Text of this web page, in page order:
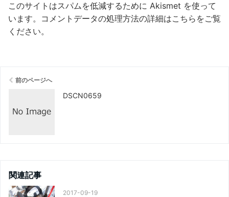
このサイトはスパムを低減するために Akismet を使って
います。 コメントデータの処理方法の詳細はこちらをご覧
ください。
前のページへ
DSCN0659
関連記事
2017-09-19